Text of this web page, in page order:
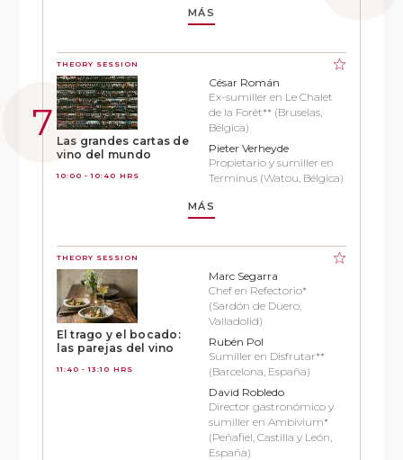
MÁS
THEORY SESSION
Las grandes cartas de
vino del mundo
10:00 - 10:40 HRS
César Román
Ex-sumiller en Le Chalet
de la Forêt** (Bruselas,
Bélgica)
Pieter Verheyde
Propietario y sumiller en
Terminus (Watou, Bélgica)
MÁS
THEORY SESSION
El trago y el bocado:
las parejas del vino
11:40 - 13:10 HRS
Marc Segarra
Chef en Refectorio*
(Sardón de Duero,
Valladolid)
Rubén Pol
Sumiller en Disfrutar**
(Barcelona, España)
David Robledo
Director gastronómico y
sumiller en Ambivium*
(Peñafiel, Castilla y León,
España)